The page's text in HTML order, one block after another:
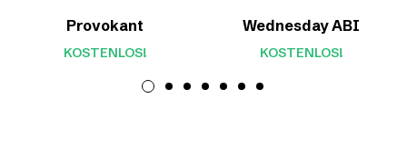
Provokant
KOSTENLOS!
Wednesday ABI
KOSTENLOS!